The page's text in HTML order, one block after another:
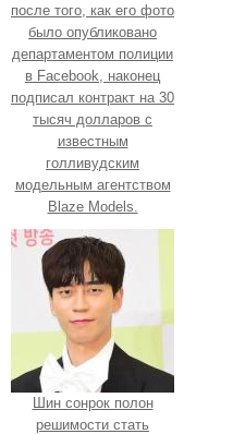
после того, как его фото
было опубликовано
департаментом полиции
в Facebook, наконец
подписал контракт на 30
тысяч долларов с
известным
голливудским
модельным агентством
Blaze Models.
Шин сонрок полон
решимости стать